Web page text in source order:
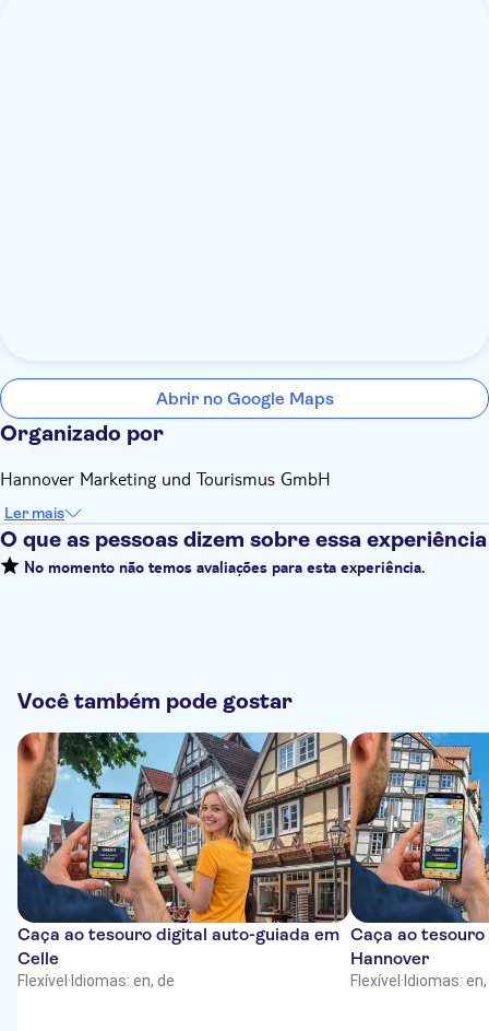
Abrir no Google Maps
Organizado por
Hannover Marketing und Tourismus GmbH
Ler mais
O que as pessoas dizem sobre essa experiência
No momento não temos avaliações para esta experiência.
Você também pode gostar
Caça ao tesouro digital auto-guiada em
Celle
Flexível · Idiomas: en, de
Caça ao
Hannover
Flexível · Idiomas: